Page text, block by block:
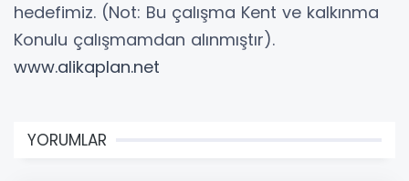
hedefimiz. (Not: Bu çalışma Kent ve kalkınma
Konulu çalışmamdan alınmıştır).
www.alikaplan.net
YORUMLAR